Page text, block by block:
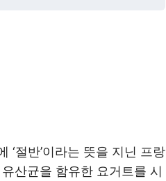
절반’이라는 뜻을 지닌 프랑
산균을 함유한 요거트를 시